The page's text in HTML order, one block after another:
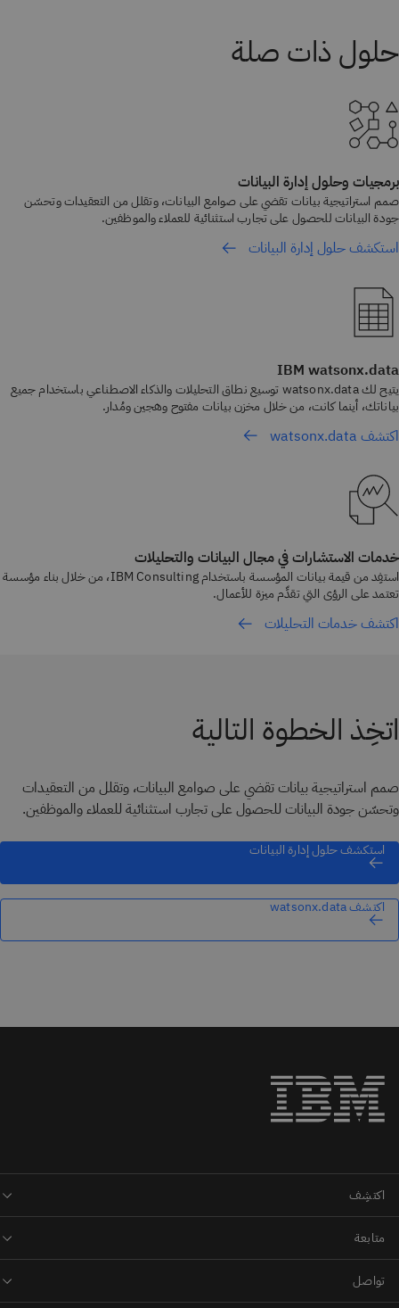
برمجيات وحلول إدارة البيانات
صمم استراتيجية بيانات تقضي على صوامع البيانات، وتقلل من التعقيدات وتحسّن
جودة البيانات للحصول على تجارب استثنائية للعملاء والموظفين.
استكشف حلول إدارة البيانات
IBM watsonx.data
يتيح لك watsonx.data توسيع نطاق التحليلات والذكاء الاصطناعي باستخدام جميع
بياناتك، أينما كانت، من خلال مخزن بيانات مفتوح وهجين ومُدار.
اكتشف watsonx.data
خدمات الاستشارات في مجال البيانات والتحليلات
استفِد من قيمة بيانات المؤسسة باستخدام IBM Consulting، من خلال بناء مؤسسة
تعتمد على الرؤى التي تقدِّم ميزة للأعمال.
اكتشف خدمات التحليلات
اتخِذ الخطوة التالية
صمم استراتيجية بيانات تقضي على صوامع البيانات، وتقلل من التعقيدات
وتحسّن جودة البيانات للحصول على تجارب استثنائية للعملاء والموظفين.
استكشف حلول إدارة البيانات
اكتشف watsonx.data